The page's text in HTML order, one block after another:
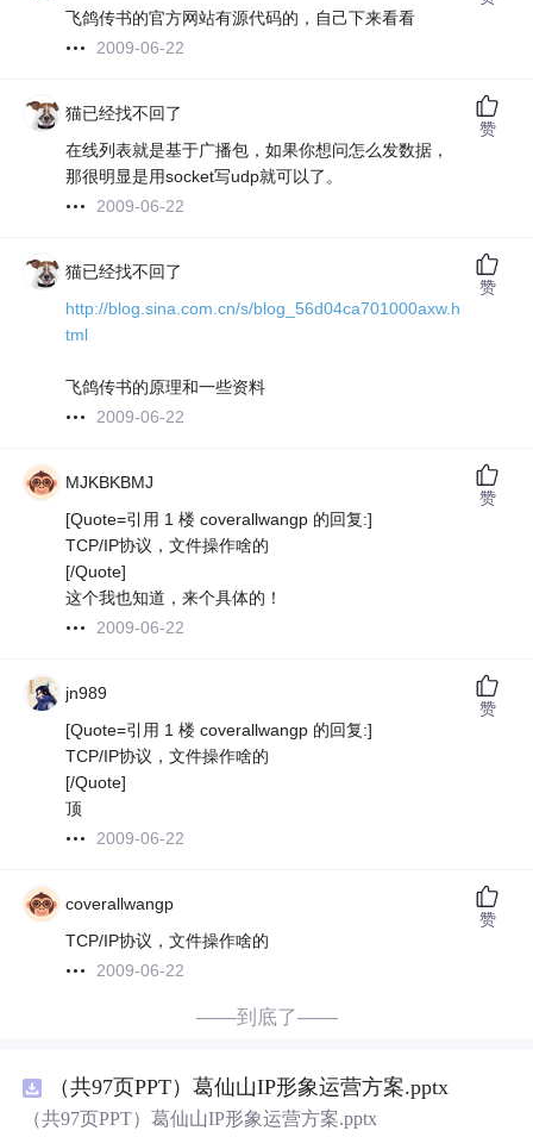
飞鸽传书的官方网站有源代码的，自己下来看看
2009-06-22
猫已经找不回了
在线列表就是基于广播包，如果你想问怎么发数据，
那很明显是用socket写udp就可以了。
2009-06-22
赞
猫已经找不回了
http://blog.sina.com.cn/s/blog_56d04ca701000axw.h
tml
飞鸽传书的原理和一些资料
2009-06-22
赞
MJKBKBMJ
[Quote=引用 1 楼 coverallwangp 的回复:]
TCP/IP协议，文件操作啥的
[/Quote]
这个我也知道，来个具体的！
2009-06-22
赞
jn989
[Quote=引用 1 楼 coverallwangp 的回复:]
TCP/IP协议，文件操作啥的
[/Quote]
顶
2009-06-22
赞
coverallwangp
TCP/IP协议，文件操作啥的
2009-06-22
赞
——到底了——
（共97页PPT）葛仙山IP形象运营方案.pptx
（共97页PPT）葛仙山IP形象运营方案.pptx